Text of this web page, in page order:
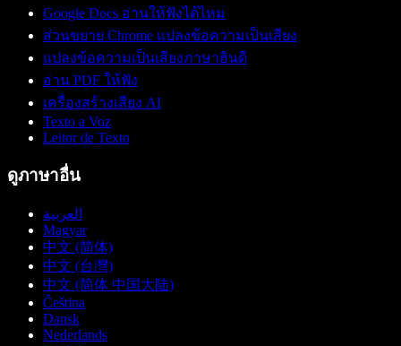
Google Docs อ่านให้ฟังได้ไหม
ส่วนขยาย Chrome แปลงข้อความเป็นเสียง
แปลงข้อความเป็นเสียงภาษาฮินดี
อ่าน PDF ให้ฟัง
เครื่องสร้างเสียง AI
Texto a Voz
Leitor de Texto
ดูภาษาอื่น
العربية
Magyar
中文 (简体)
中文 (台灣)
中文 (简体 中国大陆)
Čeština
Dansk
Nederlands